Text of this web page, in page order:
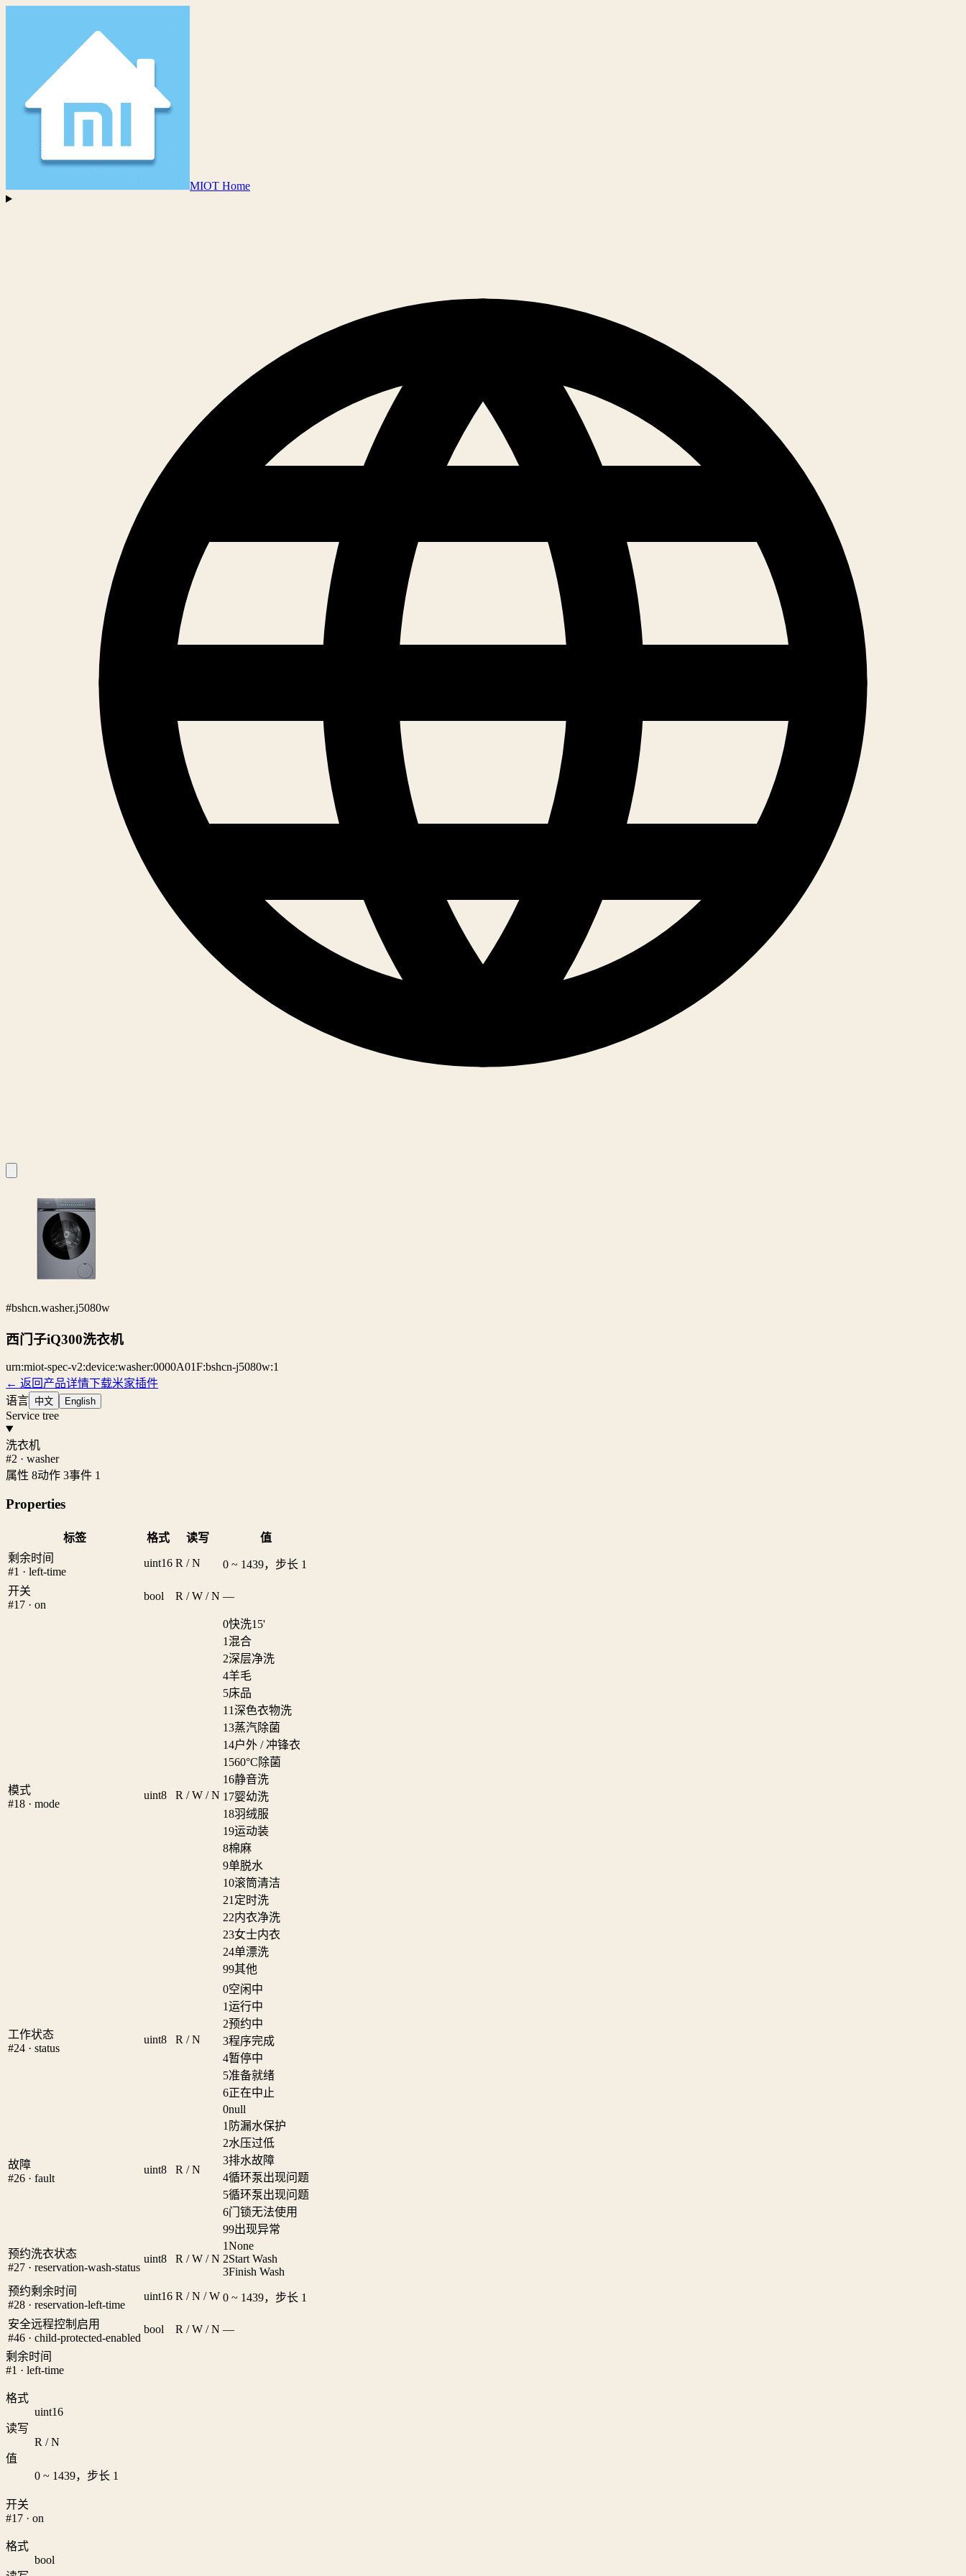
MIOT Home
#bshcn.washer.j5080w
西门子iQ300洗衣机
urn:miot-spec-v2:device:washer:0000A01F:bshcn-j5080w:1
← 返回产品详情下载米家插件
语言 中文 English
Service tree
洗衣机
#2 · washer
属性 8动作 3事件 1
Properties
标签 格式 读写
值
剩余时间
#1 · left-time
uint16 R / N 0 ~ 1439，步长 1
开关
#17 · on
bool R / W / N —
模式
#18 · mode
uint8 R / W / N
0快洗15'
1 混合
2深层净洗
4羊毛
5床品
11深色衣物洗
13蒸汽除菌
14户外 / 冲锋衣
1560°C除菌
16静音洗
17婴幼洗
18羽绒服
19运动装
8棉麻
9单脱水
10滚筒清洁
21 定时洗
22内衣净洗
23女士内衣
24单漂洗
99其他
工作状态
#24 · status
uint8 R / N
0空闲中
1运行中
2预约中
3程序完成
4暂停中
5准备就绪
6正在中止
故障
#26 · fault
uint8 R / N
0null
1 防漏水保护
2水压过低
3排水故障
4循环泵出现问题
5循环泵出现问题
6门锁无法使用
99出现异常
预约洗衣状态
#27 · reservation-wash-status
uint8 R / W / N
1None
2Start Wash
3Finish Wash
预约剩余时间
#28 · reservation-left-time
uint16 R / N / W 0 ~ 1439，步长 1
安全远程控制启用
#46 · child-protected-enabled
bool R / W / N —
剩余时间
#1 · left-time
格式
uint16
读写
R / N
值
0 ~ 1439，步长 1
开关
#17 · on
格式
bool